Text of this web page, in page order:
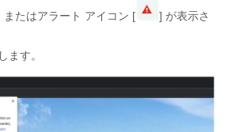
またはアラート アイコン [
] が表示さ
ます。